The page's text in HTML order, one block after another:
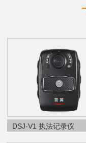
DSJ-V1 执法记录仪